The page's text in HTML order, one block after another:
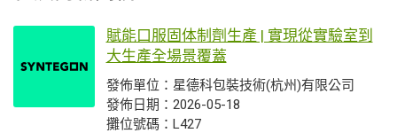
賦能口服固体制劑生產 | 實現從實驗室到
大生產全場景覆蓋
發佈單位：星德科包裝技術(杭州)有限公司
發佈日期：2026-05-18
攤位號碼：L427